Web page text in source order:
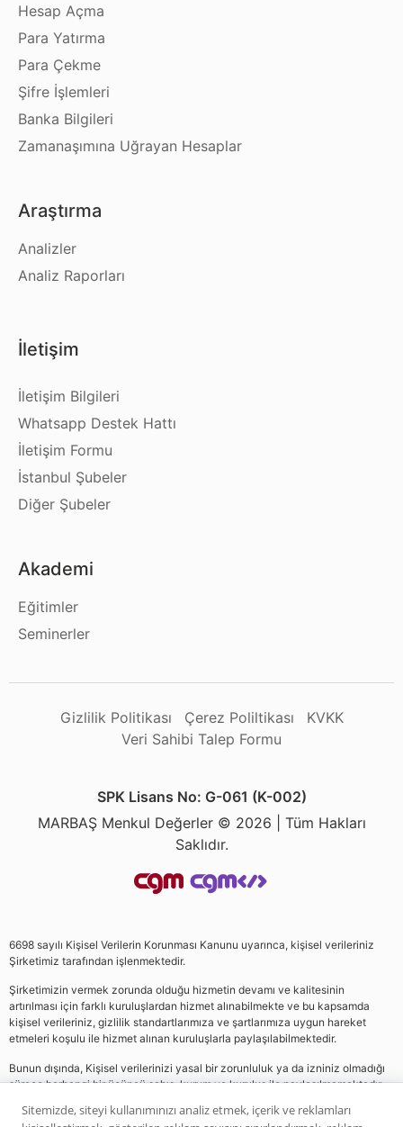
Hesap Açma
Para Yatırma
Para Çekme
Şifre İşlemleri
Banka Bilgileri
Zamanaşımına Uğrayan Hesaplar
Araştırma
Analizler
Analiz Raporları
İletişim
İletişim Bilgileri
Whatsapp Destek Hattı
İletişim Formu
İstanbul Şubeler
Diğer Şubeler
Akademi
Eğitimler
Seminerler
Gizlilik Politikası Çerez Poliltikası
KVKK
Veri Sahibi Talep Formu
SPK Lisans No: G-061 (K-002)
MARBAŞ Menkul Değerler © 2026 | Tüm Hakları
Saklıdır.
6698 sayılı Kişisel Verilerin Korunması Kanunu uyarınca, kişisel verileriniz
Şirketimiz tarafından işlenmektedir.
Şirketimizin vermek zorunda olduğu hizmetin devamı ve kalitesinin
artırılması için farklı kuruluşlardan hizmet alınabilmekte ve bu kapsamda
kişisel verileriniz, gizlilik standartlarımıza ve şartlarımıza uygun hareket
etmeleri koşulu ile hizmet alınan kuruluşlarla paylaşılabilmektedir.
Bunun dışında, Kişisel verilerinizi yasal bir zorunluluk ya da izniniz olmadığı
sürece herhangi bir üçüncü şahıs, kurum ve kuruluş ile paylaşılmamaktadır.
Sitemizde, siteyi kullanımınızı analiz etmek, içerik ve reklamları